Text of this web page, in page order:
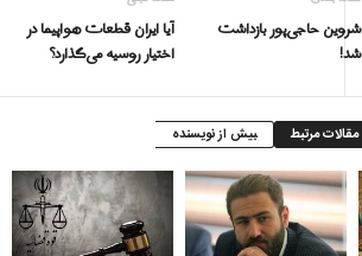
آيا ایران قطعات هواپیما در
اختیار روسیه می‌گذارد؟
شروین حاجی‌پور بازداشت
شد!
مقالات مرتبط بیش از نویسنده